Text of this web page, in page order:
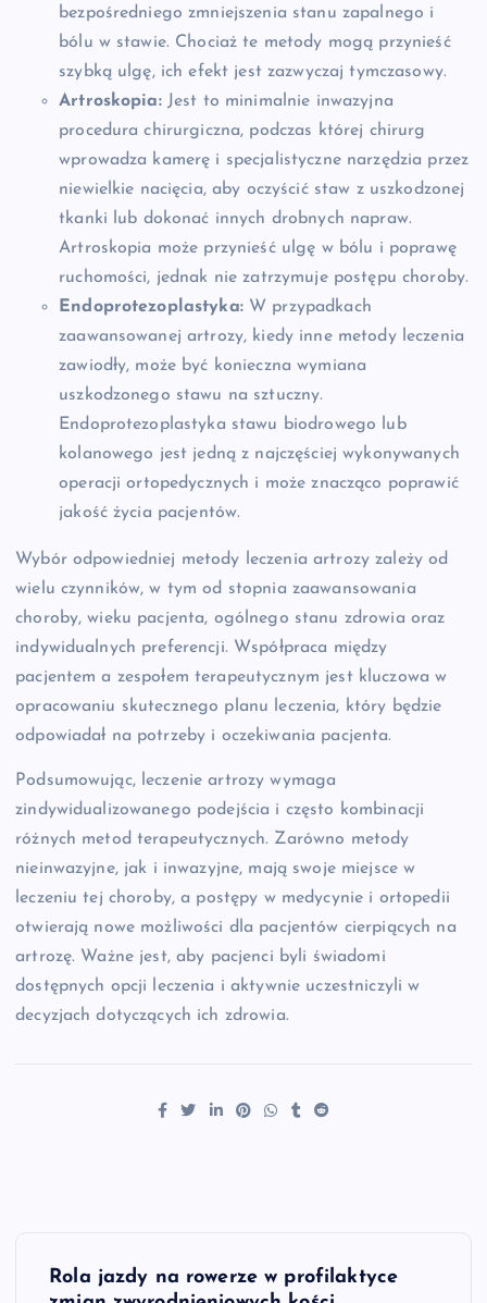
bezpośredniego zmniejszenia stanu zapalnego i
bólu w stawie. Chociaż te metody mogą przynieść
szybką ulgę, ich efekt jest zazwyczaj tymczasowy.
Artroskopia:Jest to minimalnie inwazyjna
procedura chirurgiczna, podczas której chirurg
wprowadza kamerę i specjalistyczne narzędzia przez
niewielkie nacięcia, aby oczyścić staw z uszkodzonej
tkanki lub dokonać innych drobnych napraw.
Artroskopia może przynieść ulgę w bólu i poprawę
ruchomości, jednak nie zatrzymuje postępu choroby.
Endoprotezoplastyka:W przypadkach
zaawansowanej artrozy, kiedy inne metody leczenia
zawiodły, może być konieczna wymiana
uszkodzonego stawu na sztuczny.
Endoprotezoplastyka stawu biodrowego lub
kolanowego jest jedną z najczęściej wykonywanych
operacji ortopedycznych i może znacząco poprawić
jakość życia pacjentów.
Wybór odpowiedniej metody leczenia artrozy zależy od
wielu czynników, w tym od stopnia zaawansowania
choroby, wieku pacjenta, ogólnego stanu zdrowia oraz
indywidualnych preferencji. Współpraca między
pacjentem a zespołem terapeutycznym jest kluczowa w
opracowaniu skutecznego planu leczenia, który będzie
odpowiadał na potrzeby i oczekiwania pacjenta.
Podsumowując, leczenie artrozy wymaga
zindywidualizowanego podejścia i często kombinacji
różnych metod terapeutycznych. Zarówno metody
nieinwazyjne, jak i inwazyjne, mają swoje miejsce w
leczeniu tej choroby, a postępy w medycynie i ortopedii
otwierają nowe możliwości dla pacjentów cierpiących na
artrozę. Ważne jest, aby pacjenci byli świadomi
dostępnych opcji leczenia i aktywnie uczestniczyli w
decyzjach dotyczących ich zdrowia.
NRola jazdy na rowerze w profilaktyce